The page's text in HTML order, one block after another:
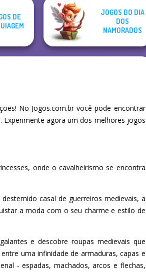
DE
JOGOS DO DIA
DOS
NAMORADOS
No Jogos.com.br você pode encontrar
Experimente agora um dos melhores jogos
onde o cavalheirismo se encontra
casal de guerreiros medievais, a
a moda com o seu charme e estilo de
e descobre roupas medievais que
uma infinidade de armaduras, capas e
- espadas, machados, arcos e flechas,